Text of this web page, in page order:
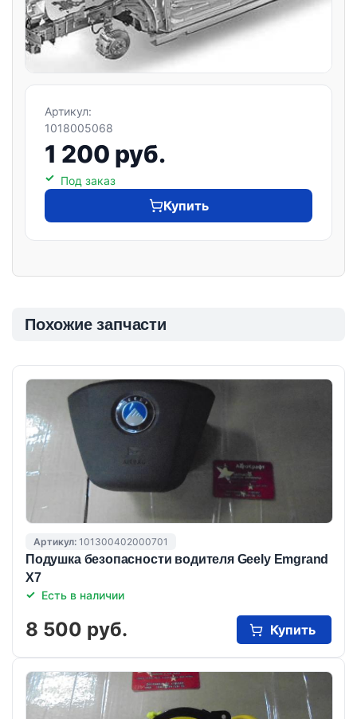
Артикул:
1018005068
1 200 руб.
Под заказ
Купить
Похожие запчасти
Артикул: 101300402000701
Подушка безопасности водителя Geely Emgrand
X7
Есть в наличии
8 500 руб. Купить